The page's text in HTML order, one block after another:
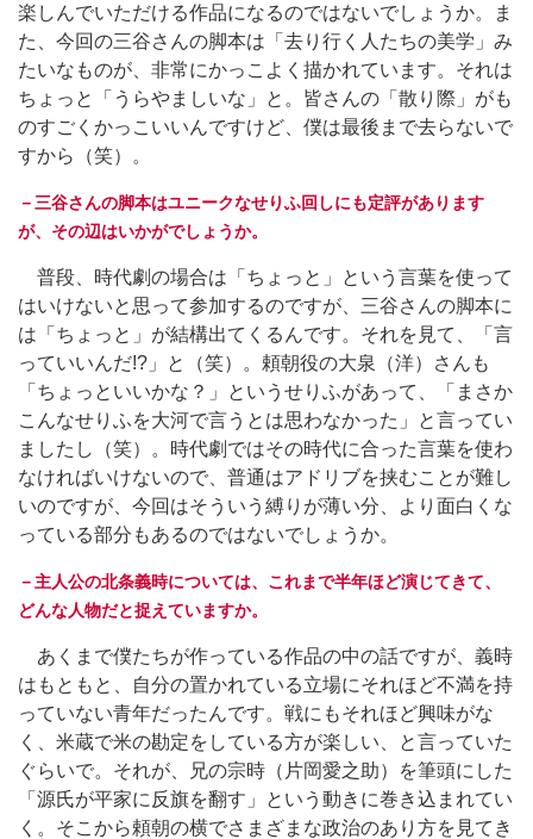
楽しんでいただける作品になるのではないでしょうか。ま
た、今回の三谷さんの脚本は「去り行く人たちの美学」み
たいなものが、非常にかっこよく描かれています。それは
ちょっと「うらやましいな」と。皆さんの「散り際」がも
のすごくかっこいいんですけど、僕は最後まで去らないで
すから（笑）。
－三谷さんの脚本はユニークなせりふ回しにも定評があります
が、その辺はいかがでしょうか。
普段、時代劇の場合は「ちょっと」という言葉を使って
はいけないと思って参加するのですが、三谷さんの脚本に
は「ちょっと」が結構出てくるんです。それを見て、「言
っていいんだ!?」と（笑）。頼朝役の大泉（洋）さんも
「ちょっといいかな？」というせりふがあって、「まさか
こんなせりふを大河で言うとは思わなかった」と言ってい
ましたし（笑）。時代劇ではその時代に合った言葉を使わ
なければいけないので、普通はアドリブを挟むことが難し
いのですが、今回はそういう縛りが薄い分、より面白くな
っている部分もあるのではないでしょうか。
－主人公の北条義時については、これまで半年ほど演じてきて、
どんな人物だと捉えていますか。
あくまで僕たちが作っている作品の中の話ですが、義時
はもともと、自分の置かれている立場にそれほど不満を持
っていない青年だったんです。戦にもそれほど興味がな
く、米蔵で米の勘定をしている方が楽しい、と言っていた
ぐらいで。それが、兄の宗時（片岡愛之助）を筆頭にした
「源氏が平家に反旗を翻す」という動きに巻き込まれてい
く。そこから頼朝の横でさまざまな政治のあり方を見てき